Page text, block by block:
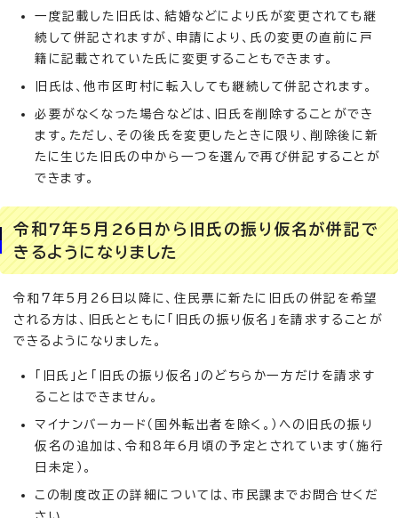
一度記載した旧氏は、結婚などにより氏が変更されても継
続して併記されますが、申請により、氏の変更の直前に戸
籍に記載されていた氏に変更することもできます。
旧氏は、他市区町村に転入しても継続して併記されます。
必要がなくなった場合などは、旧氏を削除することができ
ます。ただし、その後氏を変更したときに限り、削除後に新
たに生じた旧氏の中から一つを選んで再び併記することが
できます。
令和7年5月26日から旧氏の振り仮名が併記で
きるようになりました
令和7年5月26日以降に、住民票に新たに旧氏の併記を希望
される方は、旧氏とともに「旧氏の振り仮名」を請求することが
できるようになりました。
「旧氏」と「旧氏の振り仮名」のどちらか一方だけを請求す
ることはできません。
マイナンバーカード（国外転出者を除く。）への旧氏の振り
仮名の追加は、令和8年6月頃の予定とされています（施行
日未定）。
この制度改正の詳細については、市民課までお問合せくだ